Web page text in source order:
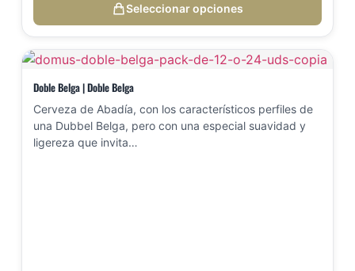
Seleccionar opciones
Doble Belga | Doble Belga
Cerveza de Abadía, con los característicos perfiles de
una Dubbel Belga, pero con una especial suavidad y
ligereza que invita…